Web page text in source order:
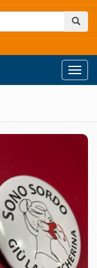
Menu